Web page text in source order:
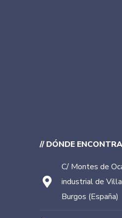
// DÓNDE
C/ Montes de
industrial de
Burgos (España)